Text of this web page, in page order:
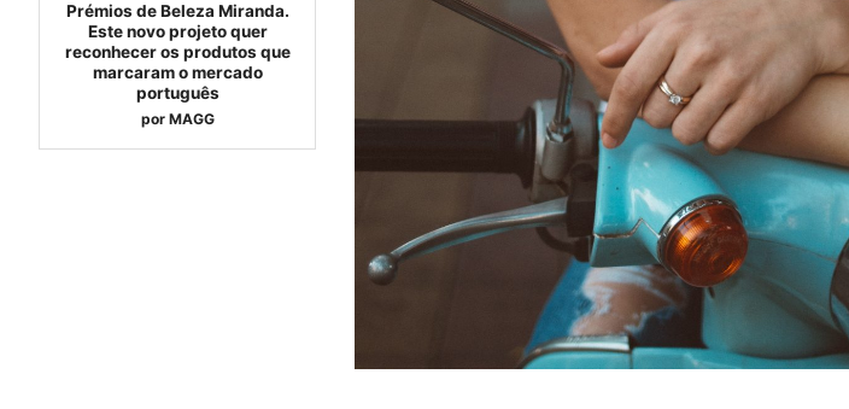
Prémios de Beleza Miranda.
Este novo projeto quer
reconhecer os produtos que
marcaram o mercado
português
por MAGG